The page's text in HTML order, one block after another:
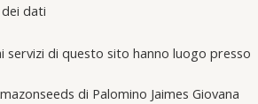
dati
servizi di questo sito hanno luogo presso
di Palomino Jaimes Giovana